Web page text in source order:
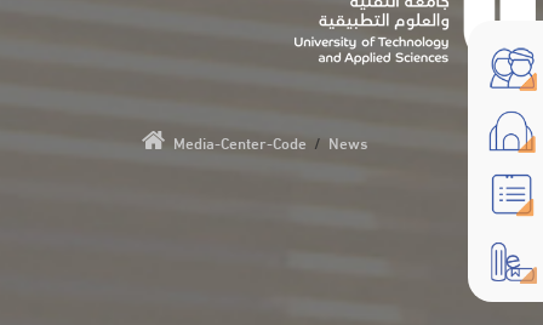
Media-Center-Code / News